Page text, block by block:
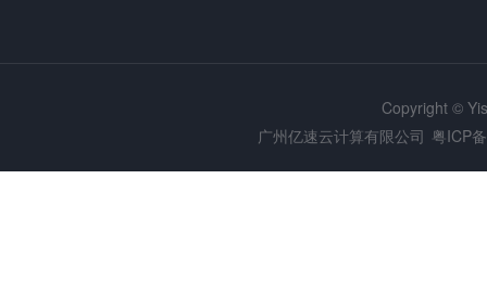
Copyright ©
广州亿速云计算有限公司 粤ICP